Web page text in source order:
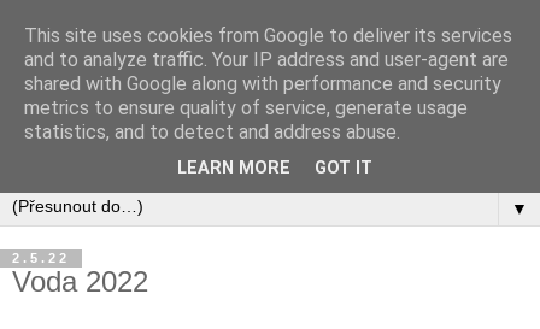
▼
2.5.22
Voda 2022
This site uses cookies from Google to deliver its services
and to analyze traffic. Your IP address and user-agent are
shared with Google along with performance and security
metrics to ensure quality of service, generate usage
statistics, and to detect and address abuse.
LEARN MORE GOT IT